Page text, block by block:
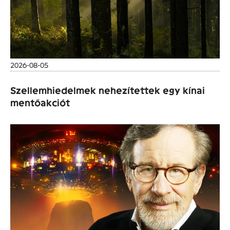
2026-08-05
Szellemhiedelmek nehezítettek egy kínai
mentőakciót